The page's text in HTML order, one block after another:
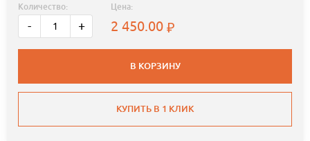
Количество:
- +
Цена:
2 450.00
В КОРЗИНУ
КУПИТЬ В 1 КЛИК